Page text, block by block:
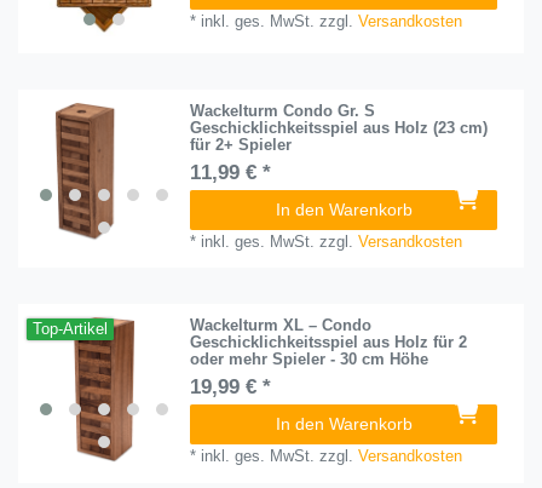
* inkl. ges. MwSt. zzgl.Versandkosten
Wackelturm Condo Gr. S
Geschicklichkeitsspiel aus Holz (23 cm)
für 2+ Spieler
11,99 € *
In den Warenkorb
* inkl. ges. MwSt. zzgl.Versandkosten
Top-Artikel
Wackelturm XL – Condo
Geschicklichkeitsspiel aus Holz für 2
oder mehr Spieler - 30 cm Höhe
19,99 € *
In den Warenkorb
* inkl. ges. MwSt. zzgl.Versandkosten